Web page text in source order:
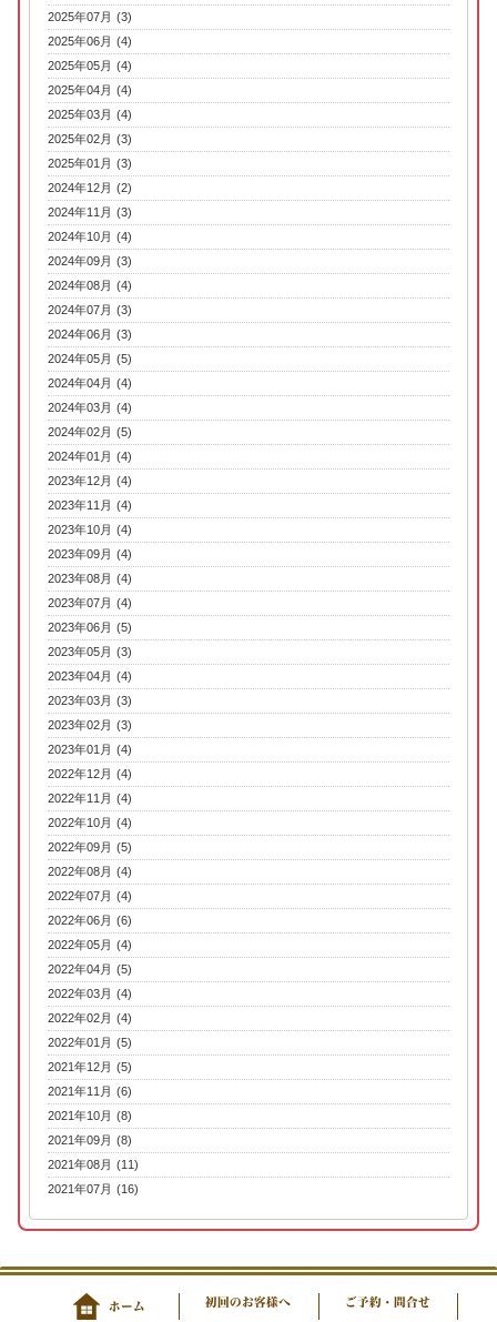
2025年07月 (3)
2025年06月 (4)
2025年05月 (4)
2025年04月 (4)
2025年03月 (4)
2025年02月 (3)
2025年01月 (3)
2024年12月 (2)
2024年11月 (3)
2024年10月 (4)
2024年09月 (3)
2024年08月 (4)
2024年07月 (3)
2024年06月 (3)
2024年05月 (5)
2024年04月 (4)
2024年03月 (4)
2024年02月 (5)
2024年01月 (4)
2023年12月 (4)
2023年11月 (4)
2023年10月 (4)
2023年09月 (4)
2023年08月 (4)
2023年07月 (4)
2023年06月 (5)
2023年05月 (3)
2023年04月 (4)
2023年03月 (3)
2023年02月 (3)
2023年01月 (4)
2022年12月 (4)
2022年11月 (4)
2022年10月 (4)
2022年09月 (5)
2022年08月 (4)
2022年07月 (4)
2022年06月 (6)
2022年05月 (4)
2022年04月 (5)
2022年03月 (4)
2022年02月 (4)
2022年01月 (5)
2021年12月 (5)
2021年11月 (6)
2021年10月 (8)
2021年09月 (8)
2021年08月 (11)
2021年07月 (16)
ホーム 初回のお客様へ ご予約・問合せ